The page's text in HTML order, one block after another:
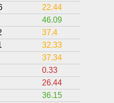
22.44
46.09
37.4
32.33
37.34
0.33
26.44
36.15